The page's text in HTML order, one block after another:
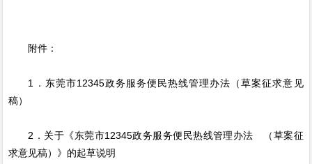
附件：
1．东莞市12345政务服务便民热线管理办法（草案征求意见
稿）
2．关于《东莞市12345政务服务便民热线管理办法 （草案征
求意见稿）》的起草说明